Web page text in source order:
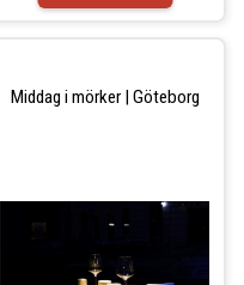
Middag i mörker | Göteborg